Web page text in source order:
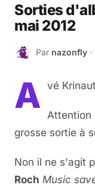
Sorties
mai 2012
N Par nazonfly
A vé
Attention
grosse sortie à
Non il ne s'agit
Roch Music